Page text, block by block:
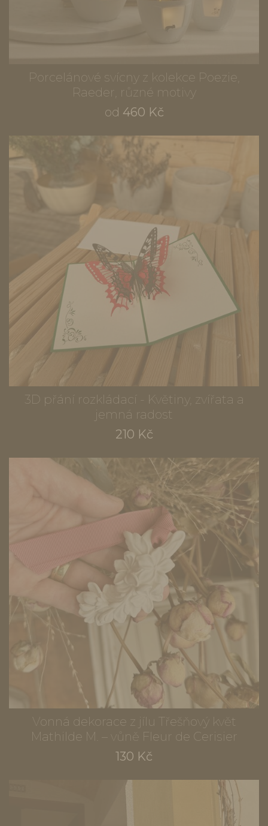
Porcelánové svícny z kolekce Poezie,
Raeder, různé motivy
od 460 Kč
3D přání rozkládací - Květiny, zvířata a
jemná radost
210 Kč
Vonná dekorace z jílu Třešňový květ
Mathilde M. – vůně Fleur de Cerisier
130 Kč